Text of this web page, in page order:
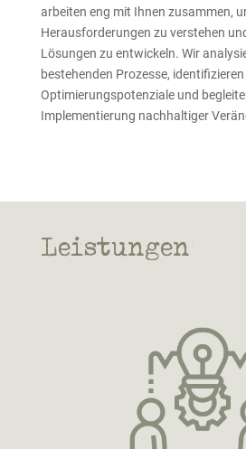
arbeiten eng mit Ihnen zusammen,
Herausforderungen zu verstehen
Lösungen zu entwickeln. Wir
bestehenden Prozesse, identifizieren
Optimierungspotenziale und
Implementierung nachhaltiger
Leistungen